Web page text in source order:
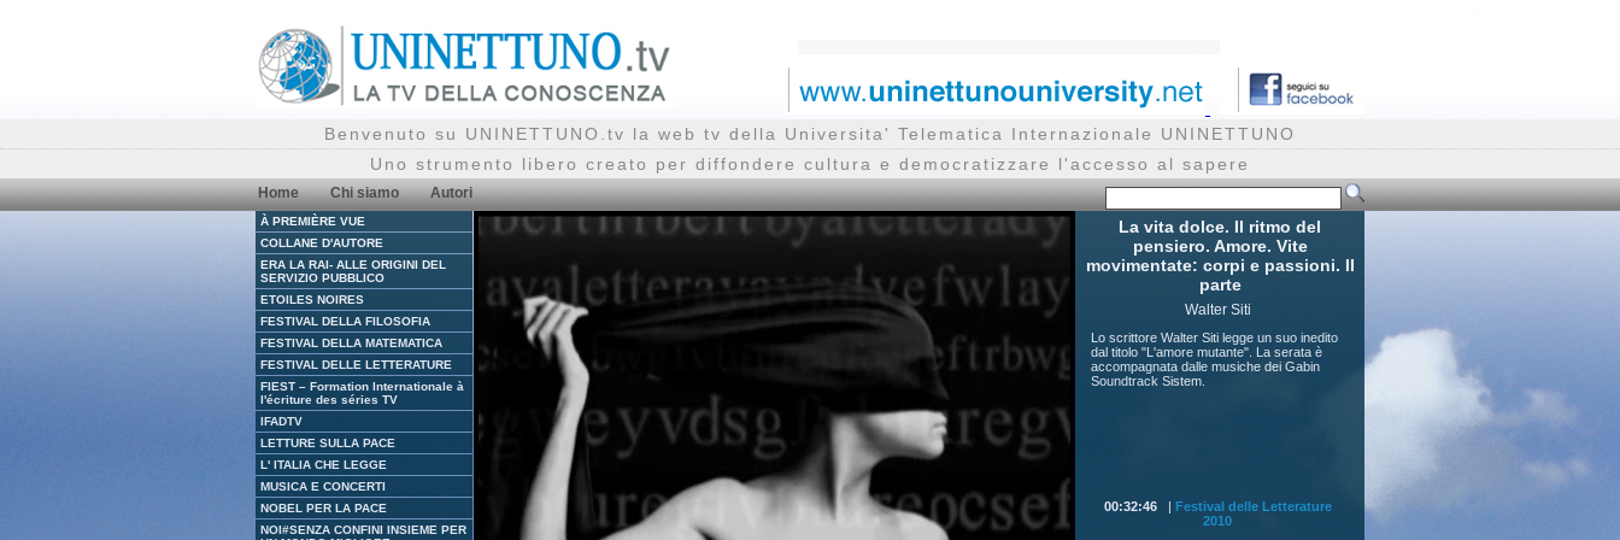
Benvenuto su UNINETTUNO.tv la web tv della Universita' Telematica Internazionale UNINETTUNO
Uno strumento libero creato per diffondere cultura e democratizzare l'accesso al sapere
Home Chi siamo Autori
À PREMIÈRE VUE
COLLANE D'AUTORE
ERA LA RAI- ALLE ORIGINI DEL
SERVIZIO PUBBLICO
ETOILES NOIRES
FESTIVAL DELLA FILOSOFIA
FESTIVAL DELLA MATEMATICA
FESTIVAL DELLE LETTERATURE
FIEST – Formation Internationale à
l'écriture des séries TV
IFADTV
LETTURE SULLA PACE
L' ITALIA CHE LEGGE
MUSICA E CONCERTI
NOBEL PER LA PACE
NOI#SENZA CONFINI INSIEME PER
La vita dolce. Il ritmo del
pensiero. Amore. Vite
movimentate: corpi e passioni. II
parte
Walter Siti
Lo scrittore Walter Siti legge un suo inedito
dal titolo "L'amore mutante". La serata è
accompagnata dalle musiche dei Gabin
Soundtrack Sistem.
00:32:46| Festival delle Letterature
2010